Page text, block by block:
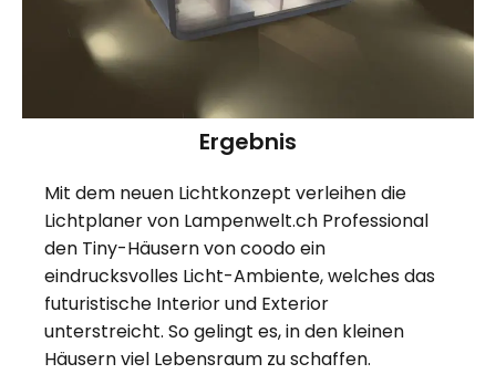
Ergebnis
Mit dem neuen Lichtkonzept verleihen die
Lichtplaner von Lampenwelt.ch Professional
den Tiny-Häusern von coodo ein
eindrucksvolles Licht-Ambiente, welches das
futuristische Interior und Exterior
unterstreicht. So gelingt es, in den kleinen
Häusern viel Lebensraum zu schaffen.